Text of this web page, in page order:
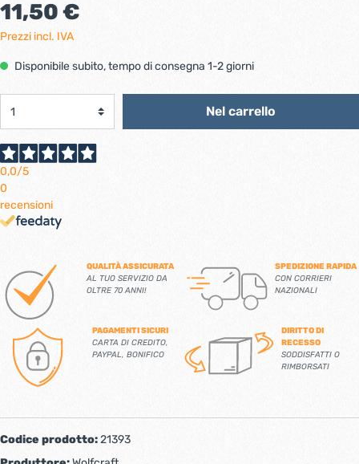
11,50 €
Prezzi incl. IVA
Disponibile subito, tempo di consegna 1-2 giorni
Nel carrello
0,0/5
0
recensioni
QUALITÀ ASSICURATA
AL TUO SERVIZIO DA
OLTRE 70 ANNI!
SPEDIZIONE RAPIDA
CON CORRIERI
NAZIONALI
PAGAMENTI SICURI
CARTA DI CREDITO,
PAYPAL, BONIFICO
DIRITTO DI
RECESSO
SODDISFATTI O
RIMBORSATI
Codice prodotto:21393